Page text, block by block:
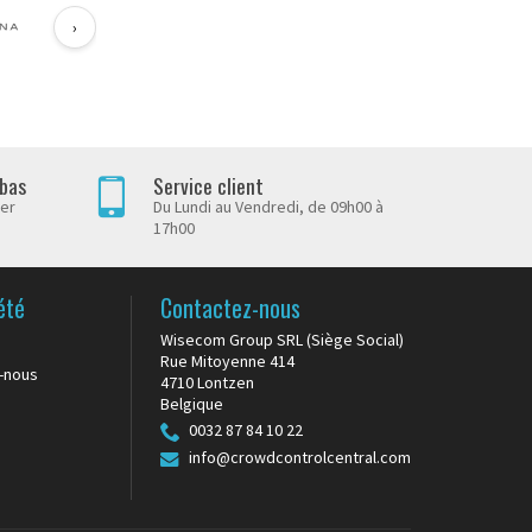
permettent
le
›
Service client
Du Lundi au Vendredi, de 09h00 à
17h00
Contactez-nous
Wisecom Group SRL (Siège Social)
Rue Mitoyenne 414
4710 Lontzen
Belgique
0032 87 84 10 22
info@crowdcontrolcentral.com